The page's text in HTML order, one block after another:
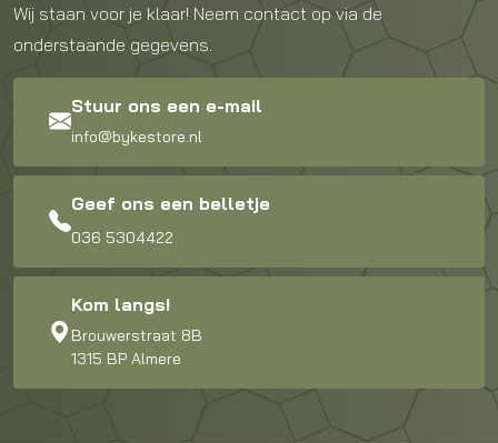
Wij staan voor je klaar! Neem contact op via de
onderstaande gegevens.
Stuur ons een e-mail
info@bykestore.nl
Geef ons een belletje
036 5304422
Kom langs!
Brouwerstraat 8B
1315 BP Almere